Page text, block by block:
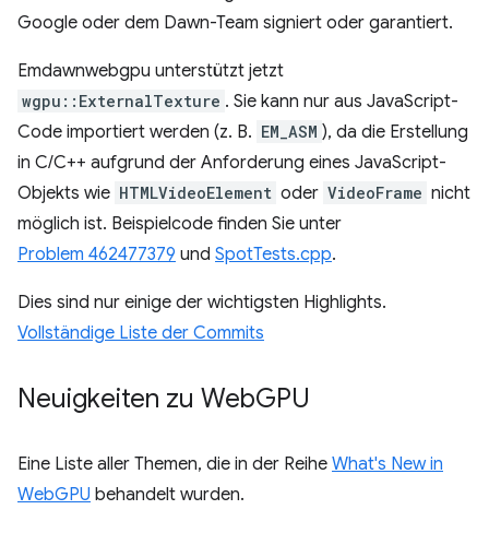
Google oder dem Dawn-Team signiert oder garantiert.
Emdawnwebgpu unterstützt jetzt
wgpu::ExternalTexture . Sie kann nur aus JavaScript-
Code importiert werden (z. B. EM_ASM ), da die Erstellung
in C/C++ aufgrund der Anforderung eines JavaScript-
Objekts wie HTMLVideoElement oder VideoFrame nicht
möglich ist. Beispielcode finden Sie unter
Problem 462477379 und SpotTests.cpp.
Dies sind nur einige der wichtigsten Highlights.
Vollständige Liste der Commits
Neuigkeiten zu WebGPU
Eine Liste aller Themen, die in der Reihe What's New in
WebGPU behandelt wurden.